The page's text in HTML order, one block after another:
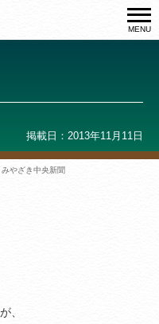
MENU
掲載日：2013年11月11日
みやざき中央新聞
、